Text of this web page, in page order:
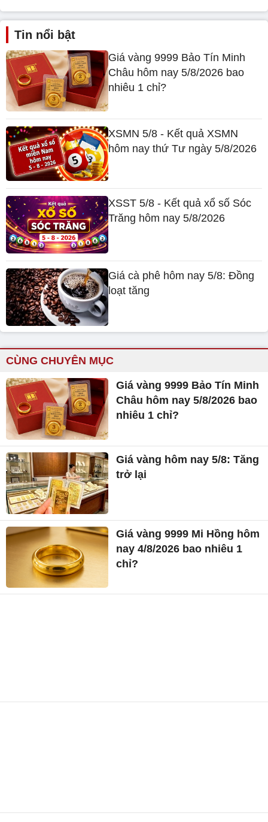
Tin nổi bật
Giá vàng 9999 Bảo Tín Minh
Châu hôm nay 5/8/2026 bao
nhiêu 1 chỉ?
XSMN 5/8 - Kết quả XSMN
hôm nay thứ Tư ngày 5/8/2026
XSST 5/8 - Kết quả xổ số Sóc
Trăng hôm nay 5/8/2026
Giá cà phê hôm nay 5/8: Đồng
loạt tăng
CÙNG CHUYÊN MỤC
Giá vàng 9999 Bảo Tín Minh
Châu hôm nay 5/8/2026 bao
nhiêu 1 chỉ?
Giá vàng hôm nay 5/8: Tăng
trở lại
Giá vàng 9999 Mi Hồng hôm
nay 4/8/2026 bao nhiêu 1
chỉ?